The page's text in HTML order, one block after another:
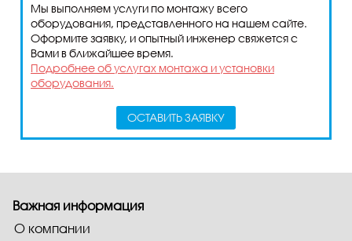
ОСТАВИТЬ ЗАЯВКУ
Мы выполняем услуги по монтажу всего
оборудования, представленного на нашем сайте.
Оформите заявку, и опытный инженер свяжется с
Вами в ближайшее время.
Подробнее об услугах монтажа и установки
оборудования.
Важная информация
О компании